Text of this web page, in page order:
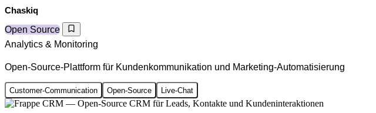
Chaskiq
Open Source
Analytics & Monitoring
Open-Source-Plattform für Kundenkommunikation und Marketing-Automatisierung
Customer-Communication Open-Source Live-Chat